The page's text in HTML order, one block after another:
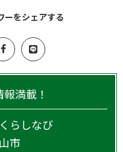
ーをシェアする
満載！
らしなび
市